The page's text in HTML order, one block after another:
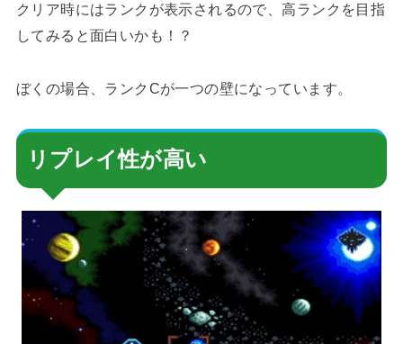
クリア時にはランクが表示されるので、高ランクを目指
してみると面白いかも！？
ぼくの場合、ランクCが一つの壁になっています。
リプレイ性が高い